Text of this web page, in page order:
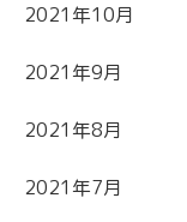
2021年10月
2021年9月
2021年8月
2021年7月